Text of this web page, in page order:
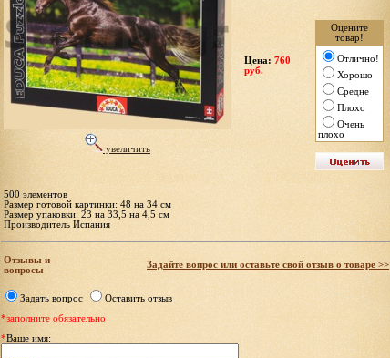
увеличить
Цена: 760
руб.
Оцените
товар!
Отлично!
Хорошо
Средне
Плохо
Очень
плохо
500 элементов
Размер готовой картинки: 48 на 34 см
Размер упаковки: 23 на 33,5 на 4,5 см
Производитель Испания
Отзывы и
вопросы
Задайте вопрос или оставьте свой отзыв о товаре >>
Задать вопрос
Оставить отзыв
*заполните обязательно
*Ваше имя: